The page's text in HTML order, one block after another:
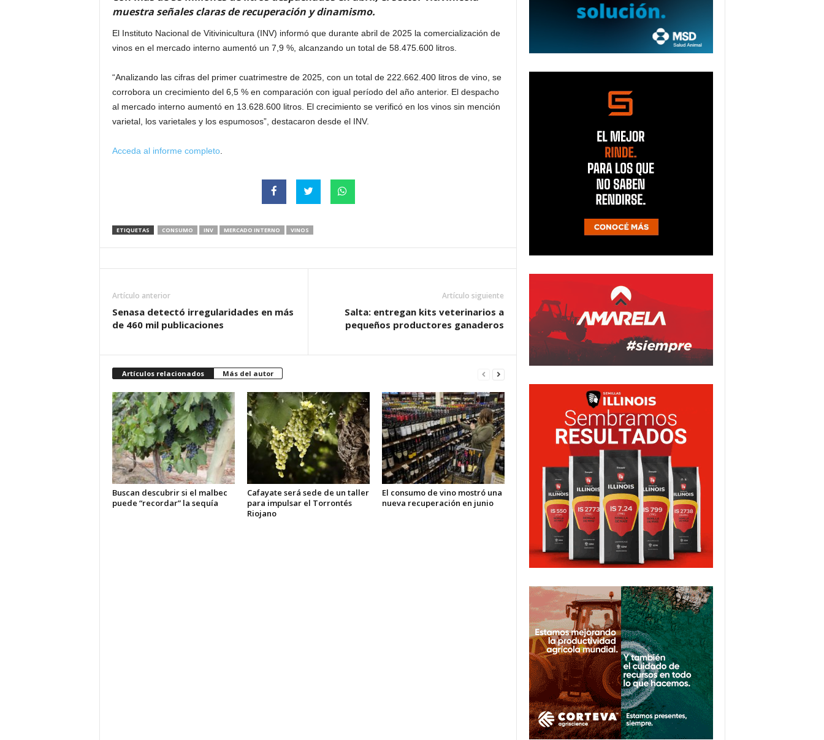
muestra señales claras de recuperación y dinamismo.
El Instituto Nacional de Vitivinicultura (INV) informó que durante abril de 2025 la comercialización de
vinos en el mercado interno aumentó un 7,9 %, alcanzando un total de 58.475.600 litros.
“Analizando las cifras del primer cuatrimestre de 2025, con un total de 222.662.400 litros de vino, se
corrobora un crecimiento del 6,5 % en comparación con igual período del año anterior. El despacho
al mercado interno aumentó en 13.628.600 litros. El crecimiento se verificó en los vinos sin mención
varietal, los varietales y los espumosos”, destacaron desde el INV.
Acceda al informe completo.
ETIQUETAS CONSUMO INV MERCADO INTERNO VINOS
Artículo anterior
Senasa detectó irregularidades en más
de 460 mil publicaciones
Artículo siguiente
Salta: entregan kits veterinarios a
pequeños productores ganaderos
Artículos relacionados Más del autor
Buscan descubrir si el malbec
puede “recordar” la sequía
Cafayate será sede de un taller
para impulsar el Torrontés
Riojano
El consumo de vino mostró una
nueva recuperación en junio